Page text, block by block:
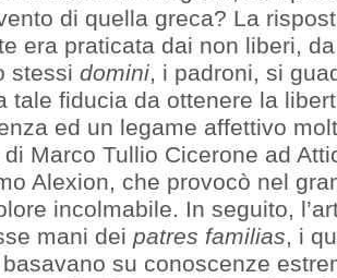
di quella greca? La
era praticata dai non liberi,
stessi domini, i padroni, si
tale fiducia da ottenere la
ed un legame affettivo
Marco Tullio Cicerone ad
Alexion, che provocò nel
incolmabile. In seguito,
mani dei patres familias, i
su conoscenze